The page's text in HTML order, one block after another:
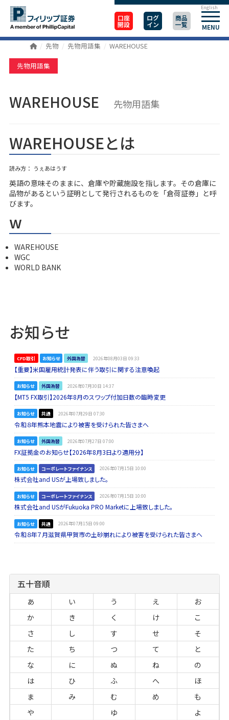
口座
開設
ログ
イン
商品
一覧 MENU
English
先物 先物用語集 WAREHOUSE
先物用語集
WAREHOUSE 先物用語集
WAREHOUSEとは
読み方： うぇあはうす
英語の意味そのままに、倉庫や貯蔵施設を指します。その倉庫に
品物があるという証明として発行されるものを「倉荷証券」と呼
びます。
w
WAREHOUSE
WGC
WORLD BANK
お知らせ
CFD取引 お知らせ 外国為替 2026年08月03日 09:33
【重要】米国雇用統計発表に伴う取引に関する注意喚起
お知らせ 外国為替 2026年07月30日 14:37
【MT5 FX取引】2026年8月のスワップ付加日数の臨時変更
お知らせ 共通 2026年07月29日 07:30
令和８年熊本地震により被害を受けられた皆さまへ
お知らせ 外国為替 2026年07月27日 07:00
FX証拠金のお知らせ【2026年8月3日より適用分】
お知らせ コーポレートファイナンス 2026年07月15日 10:00
株式会社and USが上場致しました。
お知らせ コーポレートファイナンス 2026年07月15日 10:00
株式会社and USがFukuoka PRO Marketに上場致しました。
お知らせ 共通 2026年07月15日 09:00
令和８年７月滋賀県甲賀市の土砂崩れにより被害を受けられた皆さまへ
五十音順
あ い う え
お
か
き く け
こ
さ
し す せ
そ
た
ち つ て
と
な
に ぬ ね
の
は
ひ ふ へ
ほ
ま
み む め
も
や
ゆ
よ